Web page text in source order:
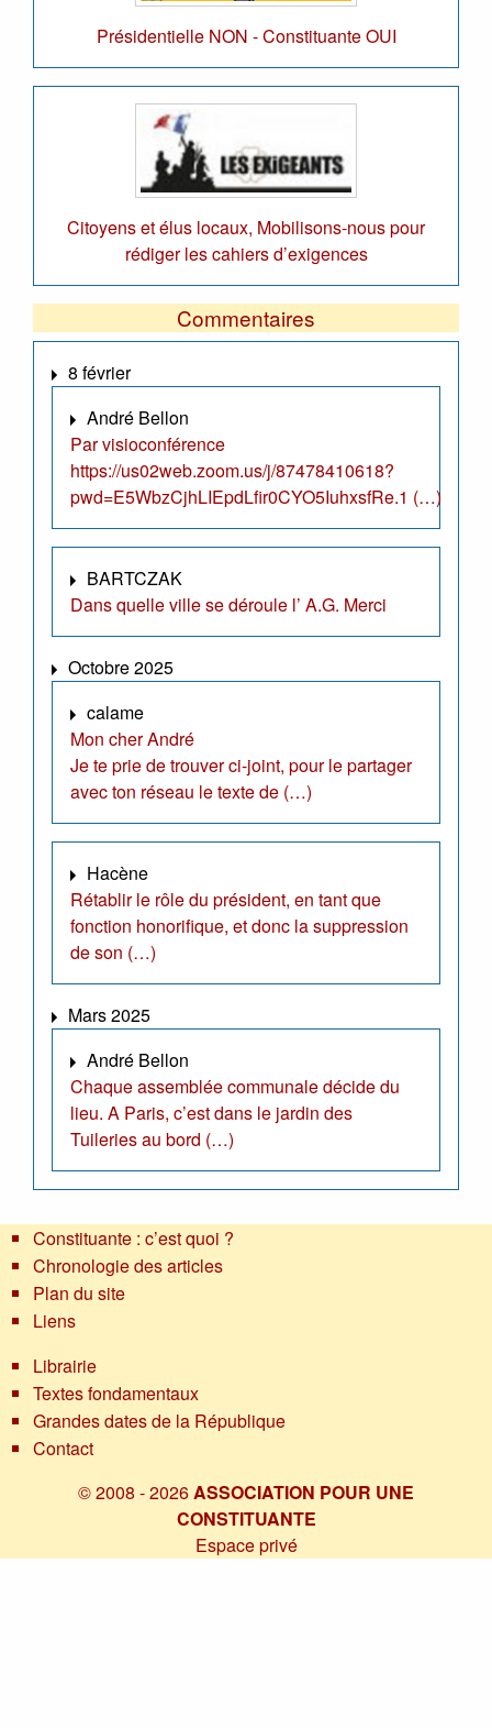
Présidentielle NON - Constituante OUI
Citoyens et élus locaux, Mobilisons-nous pour
rédiger les cahiers d’exigences
Commentaires
8 février
André Bellon
Par visioconférence
https://us02web.zoom.us/j/87478410618?
pwd=E5WbzCjhLIEpdLfir0CYO5IuhxsfRe.1 (…)
BARTCZAK
Dans quelle ville se déroule l’ A.G. Merci
Octobre 2025
calame
Mon cher André
Je te prie de trouver ci-joint, pour le partager
avec ton réseau le texte de (…)
Hacène
Rétablir le rôle du président, en tant que
fonction honorifique, et donc la suppression
de son (…)
Mars 2025
André Bellon
Chaque assemblée communale décide du
lieu. A Paris, c’est dans le jardin des
Tuileries au bord (…)
Constituante : c’est quoi ?
Chronologie des articles
Plan du site
Liens
Librairie
Textes fondamentaux
Grandes dates de la République
Contact
© 2008 - 2026ASSOCIATION POUR UNE
CONSTITUANTE
Espace privé